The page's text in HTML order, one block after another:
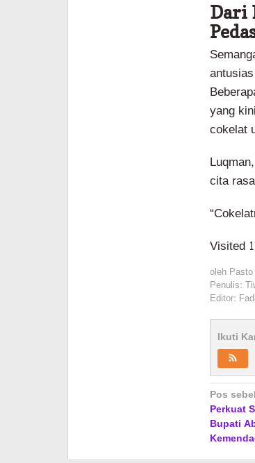
Dari
yang
cokelat
cita
Visited
oleh Pasto
Penulis:
Editor:
Ikuti
pos
Pos
Perkuat
Bupati